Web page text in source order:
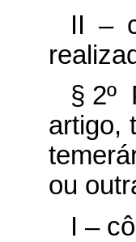
II –
§ 2º
artigo,
ou
I –